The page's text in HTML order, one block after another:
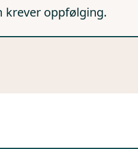
krever oppfølging.